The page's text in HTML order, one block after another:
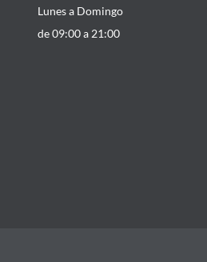
Lunes a Domingo
de 09:00 a 21:00